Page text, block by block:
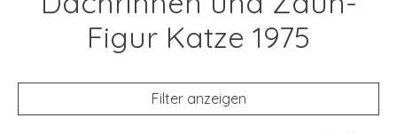
Figur Katze 1975
Filter anzeigen